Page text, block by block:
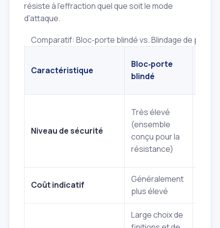
résiste à l'effraction quel que soit le mode
d'attaque.
Comparatif: Bloc‑porte blindé vs. Blindage de porte
Caractéristique
Bloc‑porte
blindé
Niveau de sécurité
Très élevé
(ensemble
conçu pour la
résistance)
Coût indicatif
Généralement
plus élevé
Large choix de